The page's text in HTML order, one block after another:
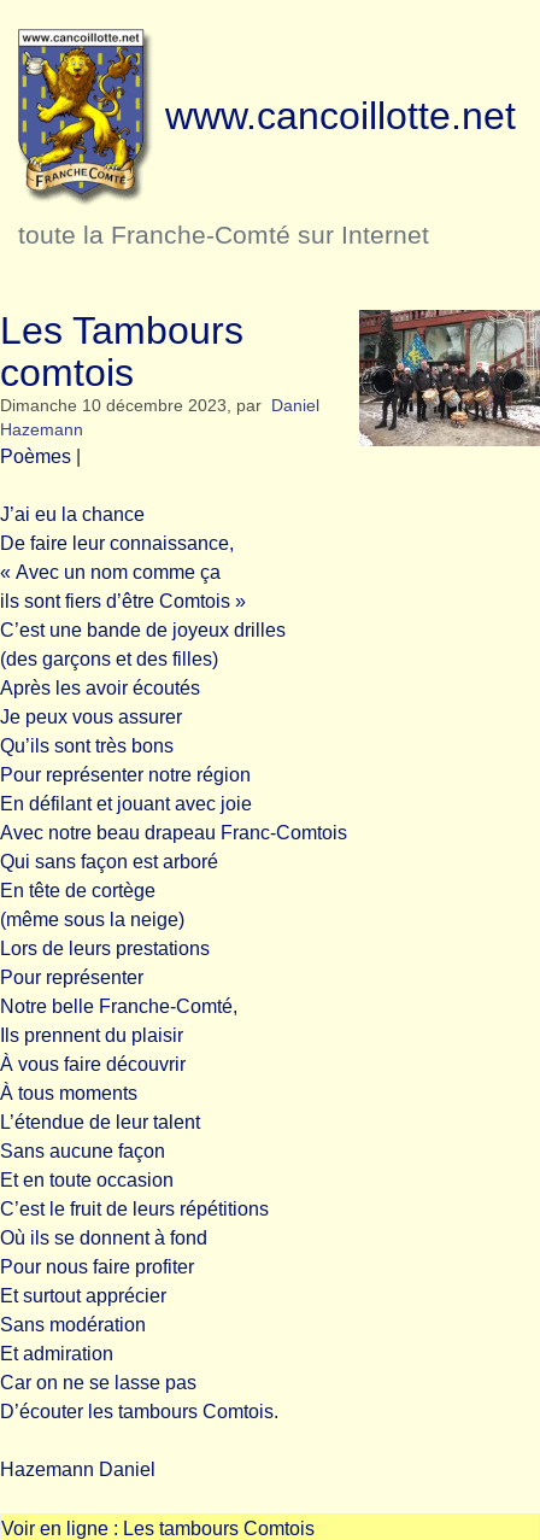
www.cancoillotte.net
toute la Franche-Comté sur Internet
Les Tambours
comtois
Dimanche 10 décembre 2023, par
Daniel
Hazemann
Poèmes
J’ai eu la chance
De faire leur connaissance,
« Avec un nom comme ça
ils sont fiers d’être Comtois »
C’est une bande de joyeux drilles
(des garçons et des filles)
Après les avoir écoutés
Je peux vous assurer
Qu’ils sont très bons
Pour représenter notre région
En défilant et jouant avec joie
Avec notre beau drapeau Franc-Comtois
Qui sans façon est arboré
En tête de cortège
(même sous la neige)
Lors de leurs prestations
Pour représenter
Notre belle Franche-Comté,
Ils prennent du plaisir
À vous faire découvrir
À tous moments
L’étendue de leur talent
Sans aucune façon
Et en toute occasion
C’est le fruit de leurs répétitions
Où ils se donnent à fond
Pour nous faire profiter
Et surtout apprécier
Sans modération
Et admiration
Car on ne se lasse pas
D’écouter les tambours Comtois.
Hazemann Daniel
Voir en ligne : Les tambours Comtois